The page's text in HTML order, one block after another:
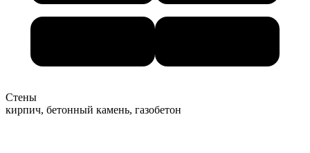
Стены
кирпич, бетонный камень, газобетон